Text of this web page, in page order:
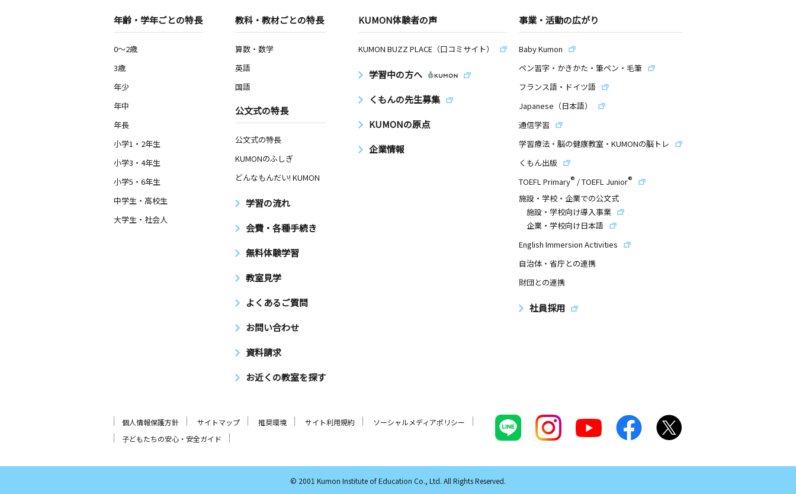
年齢・学年ごとの特長
0～2歳
3歳
年少
年中
年長
小学1・2年生
小学3・4年生
小学5・6年生
中学生・高校生
大学生・社会人
教科・教材ごとの特長
算数・数学
英語
国語
公文式の特長
公文式の特長
KUMONのふしぎ
どんなもんだい! KUMON
学習の流れ
会費・各種手続き
無料体験学習
教室見学
よくあるご質問
お問い合わせ
資料請求
お近くの教室を探す
KUMON体験者の声
KUMON BUZZ PLACE（口コミサイト）
学習中の方へ
くもんの先生募集
KUMONの原点
企業情報
事業・活動の広がり
Baby Kumon
ペン習字・かきかた・筆ペン・毛筆
フランス語・ドイツ語
Japanese（日本語）
通信学習
学習療法・脳の健康教室・KUMONの脳トレ
くもん出版
TOEFL Primary® /TOEFL Junior®
施設・学校・企業での公文式
施設・学校向け導入事業
企業・学校向け日本語
English Immersion Activities
自治体・省庁との連携
財団との連携
社員採用
個人情報保護方針 サイトマップ 推奨環境 サイト利用規約
ソーシャルメディアポリシー
子どもたちの安心・安全ガイド
© 2001 Kumon Institute of Education Co., Ltd. All Rights Reserved.